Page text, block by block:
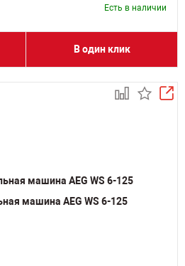
Есть в наличии
В один клик
машина AEG WS 6-125